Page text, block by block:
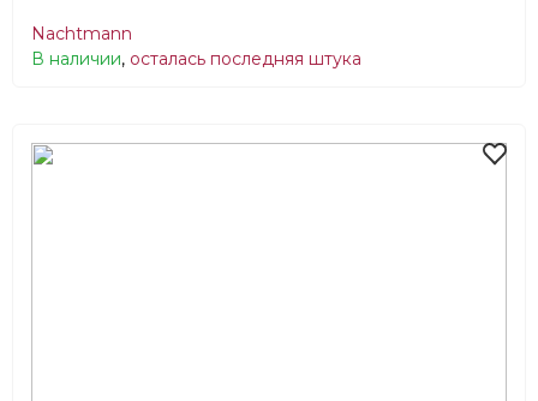
Nachtmann
В наличии, осталась последняя штука